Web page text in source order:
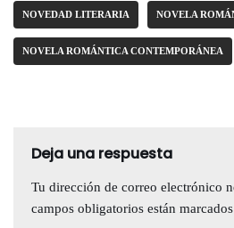
NOVEDAD LITERARIA NOVELA
NOVELA ROMÁNTICA CONTEMPORÁNEA
Deja una respuesta
Tu dirección de correo electrónico
campos obligatorios están